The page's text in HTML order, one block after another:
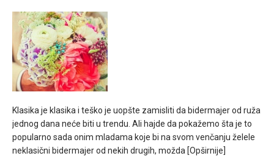
Klasika je klasika i teško je uopšte zamisliti da bidermajer od ruža
jednog dana neće biti u trendu. Ali hajde da pokažemo šta je to
popularno sada onim mladama koje bi na svom venčanju želele
neklasični bidermajer od nekih drugih, možda [Opširnije]